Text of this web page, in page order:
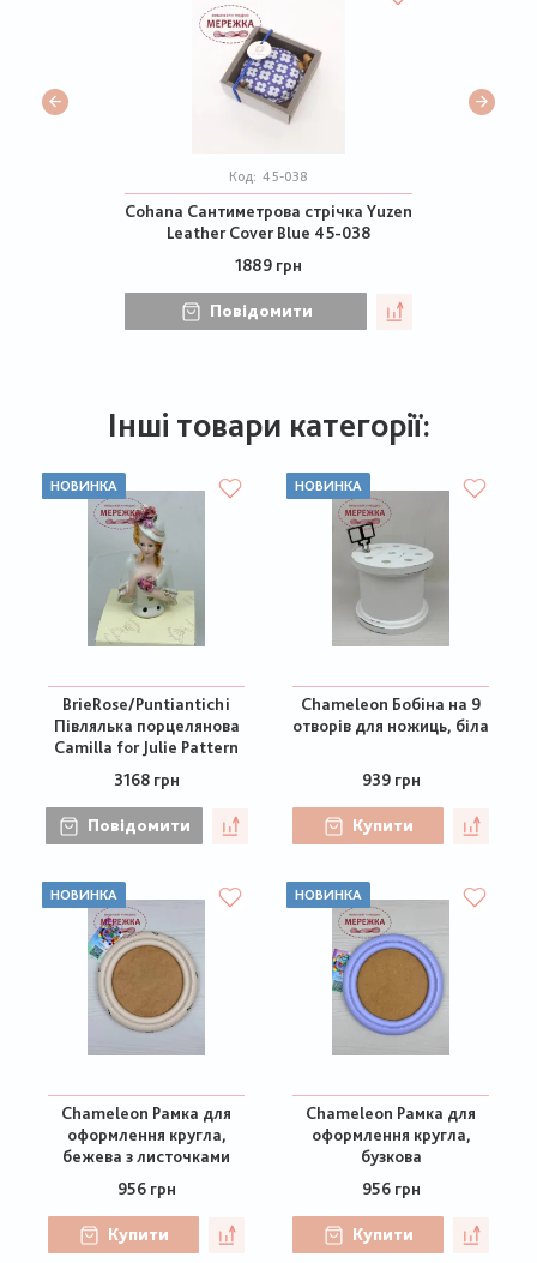
Код: 45-038
Cohana Сантиметрова стрічка Yuzen
Leather Cover Blue 45-038
1889 грн
Повідомити
Інші товари категорії:
НОВИНКА
BrieRose/Puntiantichi
Півлялька порцелянова
Camilla for Julie Pattern
3168 грн
Повідомити
НОВИНКА
Chameleon Бобіна на 9
отворів для ножиць, біла
939 грн
Купити
НОВИНКА
Chameleon Рамка для
оформлення кругла,
бежева з листочками
956 грн
Купити
НОВИНКА
Chameleon Рамка для
оформлення кругла,
бузкова
956 грн
Купити